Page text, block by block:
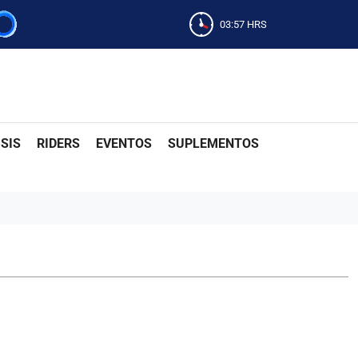
03:57 HRS
RIDERS EVENTOS SUPLEMENTOS